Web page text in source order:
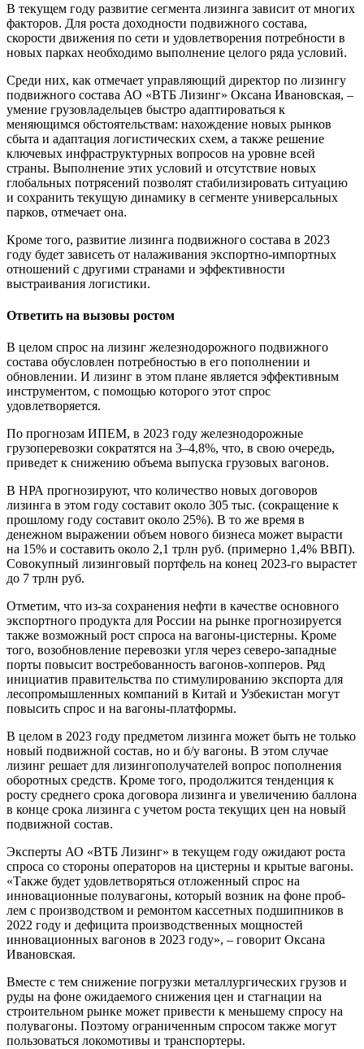
В текущем году развитие сегмента лизинга зависит от многих
факторов. Для роста доходности подвижного состава,
скорости движения по сети и удовлетворения потребности в
новых парках необходимо выполнение целого ряда условий.
Среди них, как отмечает управляющий директор по лизингу
подвижного состава АО «ВТБ Лизинг» Оксана Ивановская, –
умение грузо­владельцев быстро адаптироваться к
меняющимся обстоятельствам: нахождение новых рынков
сбыта и адаптация логистических схем, а также решение
ключевых инфраструктурных вопросов на уровне всей
страны. Выполнение этих условий и отсутствие новых
глобальных потрясений позволят стабилизировать ситуацию
и сохранить текущую динамику в сегменте универсальных
парков, отмечает она.
Кроме того, развитие лизинга подвижного состава в 2023
году будет зависеть от налаживания экспортно-импортных
отношений с другими странами и эффективности
выстраивания логистики.
Ответить на вызовы ростом
В целом спрос на лизинг железнодорожного подвижного
состава обусловлен потребностью в его пополнении и
обновлении. И лизинг в этом плане является эффективным
инструментом, с помощью которого этот спрос
удовлетворяется.
По прогнозам ИПЕМ, в 2023 году железнодорожные
грузоперевозки сократятся на 3–4,8%, что, в свою очередь,
приведет к снижению объема выпуска грузовых вагонов.
В НРА прогнозируют, что количество новых договоров
лизинга в этом году составит около 305 тыс. (сокращение к
прошлому году составит около 25%). В то же время в
денежном выражении объем нового бизнеса может вырасти
на 15% и составить около 2,1 трлн руб. (примерно 1,4% ВВП).
Совокупный лизинговый портфель на конец 2023-го вырастет
до 7 трлн руб.
Отметим, что из-за сохранения нефти в качестве основного
экспортного продукта для России на рынке прогнозируется
также возможный рост спроса на вагоны-цистерны. Кроме
того, возобновление перевозки угля через северо-западные
порты повысит востребованность вагонов-хопперов. Ряд
инициатив правительства по стимулированию экспорта для
лесопромышленных компаний в Китай и Узбекистан могут
повысить спрос и на вагоны-платформы.
В целом в 2023 году предметом лизинга может быть не только
новый подвижной состав, но и б/у вагоны. В этом случае
лизинг решает для лизингополучателей вопрос пополнения
оборотных средств. Кроме того, продолжится тенденция к
росту среднего срока договора лизинга и увеличению баллона
в конце срока лизинга с учетом роста текущих цен на новый
подвижной состав.
Эксперты АО «ВТБ Лизинг» в текущем году ожидают роста
спроса со стороны операторов на цистерны и крытые вагоны.
«Также будет удовлетворяться отложенный спрос на
инновационные полувагоны, который возник на фоне проб­
лем с производством и ремонтом кассетных подшипников в
2022 году и дефицита производственных мощностей
инновационных вагонов в 2023 году», – говорит Оксана
Ивановская.
Вместе с тем снижение погрузки металлургических грузов и
руды на фоне ожидаемого снижения цен и стагнации на
строительном рынке может привести к меньшему спросу на
полувагоны. Поэтому ограниченным спросом также могут
пользоваться локомотивы и транспортеры.